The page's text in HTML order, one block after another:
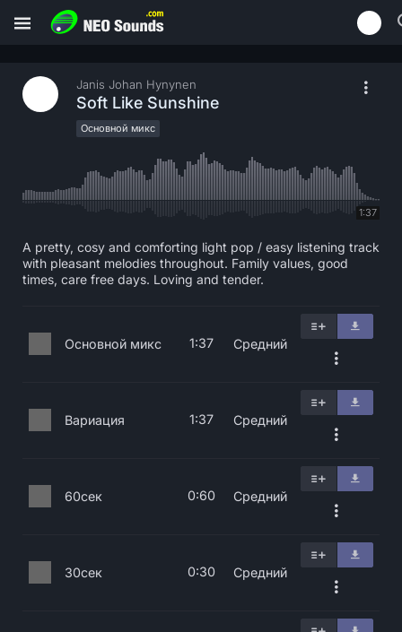
Janis Johan Hynynen
Soft Like Sunshine
Основной микс
1:37
A pretty, cosy and comforting light pop / easy listening track
with pleasant melodies throughout. Family values, good
times, care free days. Loving and tender.
Основной микс 1:37 Средний
Вариация 1:37 Средний
60сек 0:60 Средний
30сек 0:30 Средний